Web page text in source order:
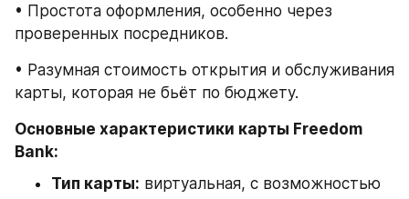
• Простота оформления, особенно через
проверенных посредников.
• Разумная стоимость открытия и обслуживания
карты, которая не бьёт по бюджету.
Основные характеристики карты Freedom
Bank:
Тип карты: виртуальная, с возможностью